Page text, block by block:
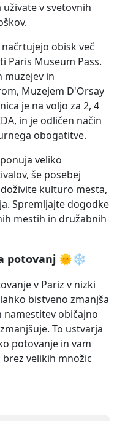
v svetovnih
obisk več
Paris Museum Pass.
muzejev in
Muzejem D'Orsay
je na voljo za 2, 4
in je odličen način
obogatitve.
veliko
še posebej
kulturo mesta,
Spremljajte dogodke
mestih in družabnih
potovanj 🌞❄️
v Pariz v nizki
bistveno zmanjša
namestitev običajno
To ustvarja
potovanje in vam
velikih množic